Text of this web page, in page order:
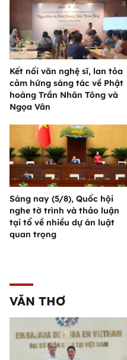
Kết nối văn nghệ sĩ, lan tỏa
cảm hứng sáng tác về Phật
hoàng Trần Nhân Tông và
Ngọa Vân
Sáng nay (5/8), Quốc hội
nghe tờ trình và thảo luận
tại tổ về nhiều dự án luật
quan trọng
VĂN THƠ